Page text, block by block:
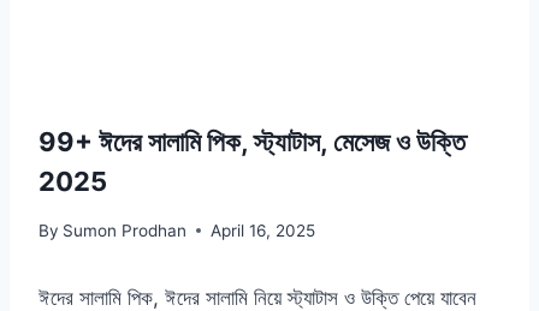
99+ ঈদের সালামি পিক, স্ট্যাটাস, মেসেজ ও উক্তি
2025
By Sumon Prodhan April 16, 2025
ঈদের সালামি পিক, ঈদের সালামি নিয়ে স্ট্যাটাস ও উক্তি পেয়ে যাবেন